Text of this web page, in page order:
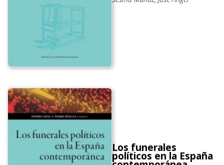
Los funerales
políticos en la España